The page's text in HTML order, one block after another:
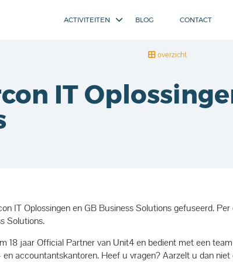
ACTIVITEITEN BLOG CONTACT
overzicht
IT
IT Oplossingen en GB Business Solutions gefuseerd.
Solutions.
18 jaar Official Partner van Unit4 en bedient met een
accountantskantoren. Heef u vragen? Aarzelt u dan